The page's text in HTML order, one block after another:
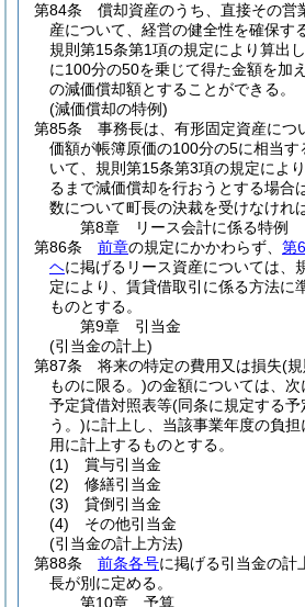
第84条
償却資産のうち、直接その営
産について、経営の健全性を確保す
規則第15条第1項の規定により算出
に100分の50を乗じて得た金額を加
の減価償却額とすることができる。
(減価償却の特例)
第85条
事務長は、有形固定資産につ
価額が帳簿原価の100分の5に相当す
いて、規則第15条第3項の規定によ
るまで減価償却を行おうとする場合
数について町長の決裁を受けなけれ
第8章
リース会計に係る特例
第86条
前章の規定にかかわらず、 第
ヘに掲げるリース資産については、
定により、賃貸借取引に係る方法に
ものとする。
第9章
引当金
(引当金の計上)
第87条
将来の特定の費用又は損失(
ものに限る。)の金額については、
予定貸借対照表等(同条に規定する
う。)に計上し、当該事業年度の負
用に計上するものとする。
(1)
賞与引当金
(2)
修繕引当金
(3)
貸倒引当金
(4)
その他引当金
(引当金の計上方法)
第88条
前条各号に掲げる引当金の計
長が別に定める。
第10章
予算